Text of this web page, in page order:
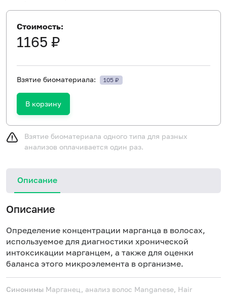
Стоимость:
1165 ₽
Взятие биоматериала: 105 ₽
В корзину
Взятие биоматериала одного типа для разных
анализов оплачивается один раз.
Описание
Описание
Определение концентрации марганца в волосах,
используемое для диагностики хронической
интоксикации марганцем, а также для оценки
баланса этого микроэлемента в организме.
Синонимы Марганец, анализ волос Manganese, Hair